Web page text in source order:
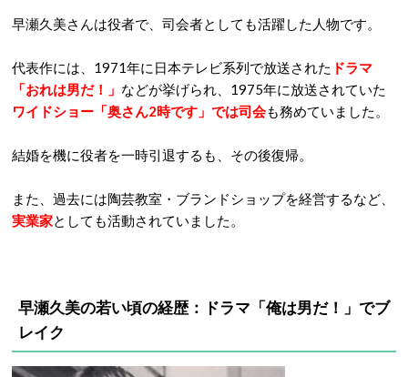
早瀬久美さんは役者で、司会者としても活躍した人物です。
代表作には、1971年に日本テレビ系列で放送された ドラマ
「おれは男だ！」 などが挙げられ、1975年に放送されていた
ワイドショー「奥さん2時です」では司会も務めていました。
結婚を機に役者を一時引退するも、その後復帰。
また、過去には陶芸教室・ブランドショップを経営するなど、
実業家としても活動されていました。
早瀬久美の若い頃の経歴：ドラマ「俺は男だ！」でブ
レイク